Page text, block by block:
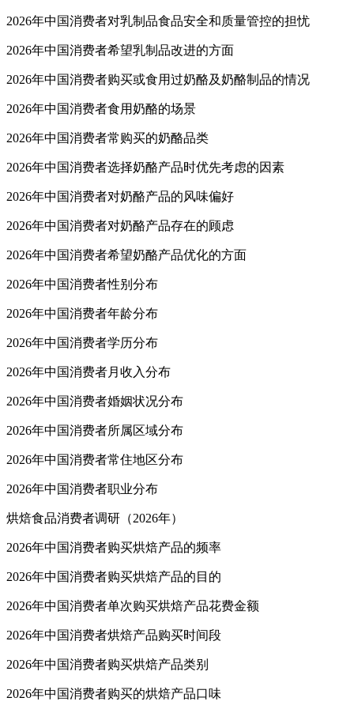
2026年中国消费者对乳制品食品安全和质量管控的担忧
2026年中国消费者希望乳制品改进的方面
2026年中国消费者购买或食用过奶酪及奶酪制品的情况
2026年中国消费者食用奶酪的场景
2026年中国消费者常购买的奶酪品类
2026年中国消费者选择奶酪产品时优先考虑的因素
2026年中国消费者对奶酪产品的风味偏好
2026年中国消费者对奶酪产品存在的顾虑
2026年中国消费者希望奶酪产品优化的方面
2026年中国消费者性别分布
2026年中国消费者年龄分布
2026年中国消费者学历分布
2026年中国消费者月收入分布
2026年中国消费者婚姻状况分布
2026年中国消费者所属区域分布
2026年中国消费者常住地区分布
2026年中国消费者职业分布
烘焙食品消费者调研（2026年）
2026年中国消费者购买烘焙产品的频率
2026年中国消费者购买烘焙产品的目的
2026年中国消费者单次购买烘焙产品花费金额
2026年中国消费者烘焙产品购买时间段
2026年中国消费者购买烘焙产品类别
2026年中国消费者购买的烘焙产品口味